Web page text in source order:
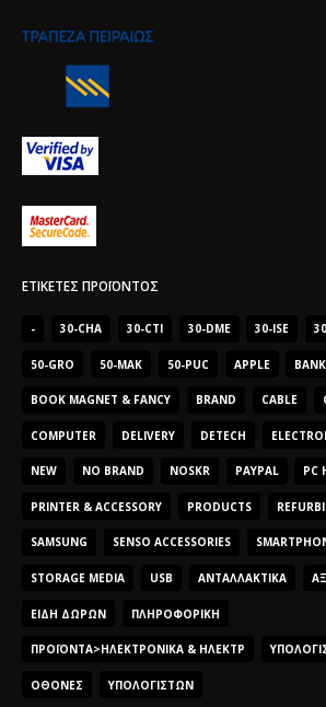
ΕΤΙΚΈΤΕΣ ΠΡΟΪΌΝΤΟΣ
- 30-CHA 30-CTI 30-DME 30-ISE
50-GRO 50-MAK 50-PUC APPLE BANK
BOOK MAGNET & FANCY BRAND CABLE
COMPUTER DELIVERY DETECH
NEW NO BRAND NOSKR PAYPAL PC
PRINTER & ACCESSORY PRODUCTS
SAMSUNG SENSO ACCESSORIES
STORAGE MEDIA USB ΑΝΤΑΛΛΑΚΤΙΚΆ
ΕΊΔΗ ΔΏΡΩΝ ΠΛΗΡΟΦΟΡΙΚΉ
ΠΡΟΪΌΝΤΑ>ΗΛΕΚΤΡΟΝΙΚΆ & ΗΛΕΚΤΡ
ΟΘΌΝΕΣ ΥΠΟΛΟΓΙΣΤΏΝ